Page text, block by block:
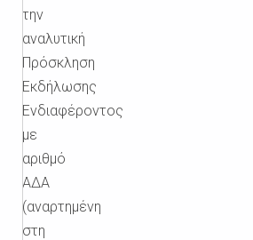
την
αναλυτική
Πρόσκληση
Εκδήλωσης
Ενδιαφέροντος
με
αριθμό
ΑΔΑ
(αναρτημένη
στη